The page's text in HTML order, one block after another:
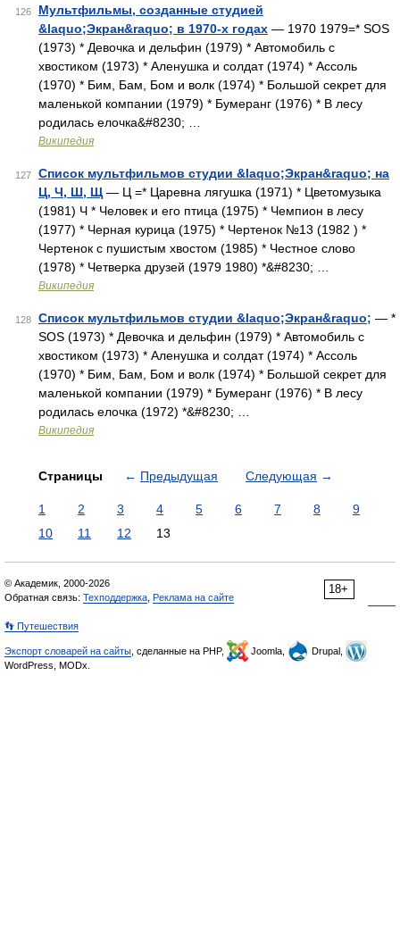
126
Мультфильмы, созданные студией
&laquo;Экран&raquo; в 1970-х годах — 1970 1979=* SOS
(1973) * Девочка и дельфин (1979) * Автомобиль с
хвостиком (1973) * Аленушка и солдат (1974) * Ассоль
(1970) * Бим, Бам, Бом и волк (1974) * Большой секрет для
маленькой компании (1979) * Бумеранг (1976) * В лесу
родилась елочка&#8230; …
Википедия
127
Список мультфильмов студии &laquo;Экран&raquo; на
Ц, Ч, Ш, Щ— Ц =* Царевна лягушка (1971) * Цветомузыка
(1981) Ч * Человек и его птица (1975) * Чемпион в лесу
(1977) * Черная курица (1975) * Чертенок №13 (1982 ) *
Чертенок с пушистым хвостом (1985) * Честное слово
(1978) * Четверка друзей (1979 1980) *&#8230; …
Википедия
128 Список мультфильмов студии &laquo;Экран&raquo; — *
SOS (1973) * Девочка и дельфин (1979) * Автомобиль с
хвостиком (1973) * Аленушка и солдат (1974) * Ассоль
(1970) * Бим, Бам, Бом и волк (1974) * Большой секрет для
маленькой компании (1979) * Бумеранг (1976) * В лесу
родилась елочка (1972) *&#8230; …
Википедия
Страницы ← Предыдущая Следующая →
1 2 3 4 5 6 7 8
9
10
11 12 13
18+
© Академик, 2000-2026
Обратная связь: Техподдержка Реклама на сайте
👣 Путешествия
Экспорт словарей на сайты , сделанные на PHP, Joomla,
Drupal,
WordPress, MODx.